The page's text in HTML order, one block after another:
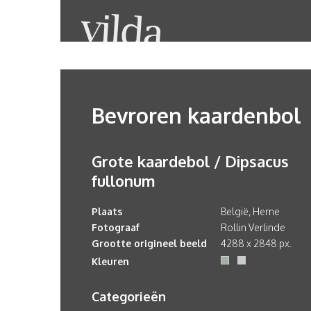
Bevroren kaardenbol
Grote kaardebol / Dipsacus
fullonum
Plaats
België, Herne
Fotograaf
Rollin Verlinde
Grootte origineel beeld
4288 x 2848 px.
Kleuren
Categorieën